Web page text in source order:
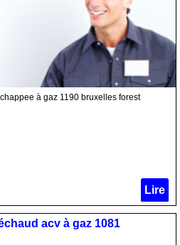
à gaz 1190 bruxelles forest
Lire
acv à gaz 1081